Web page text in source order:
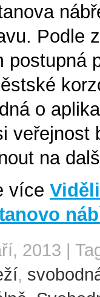
Podle
postupná
o
veřejnost
na
více
2013 |
,